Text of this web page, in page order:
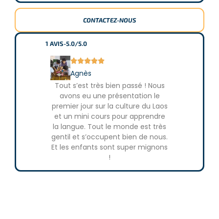
de 30 jours peuvent être renouvelés 2 fois auprès du
bureau de l’immigration de Luang Prabang (environ 78$
US). Notre équipe locale orientera les volontaires
participant à un programme de plus de 90 jours vers deux
options permettant un renouvellement de visa : une
excursion à Vientiane pour rejoindre la Thaïlande par le
Pont de l’Amitié, ou un vol aller-retour pour Chiang Mai.
CONTACTEZ-NOUS
1 AVIS-5.0/5.0

Agnès
Tout s’est très bien passé ! Nous
avons eu une présentation le
premier jour sur la culture du Laos
et un mini cours pour apprendre
la langue. Tout le monde est très
gentil et s’occupent bien de nous.
Et les enfants sont super mignons
!